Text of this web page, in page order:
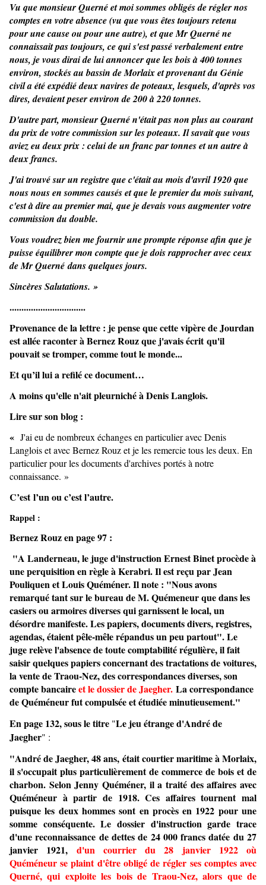
Vu que monsieur Querné et moi sommes obligés de régler nos
comptes en votre absence (vu que vous êtes toujours retenu
pour une cause ou pour une autre), et que Mr Querné ne
connaissait pas toujours, ce qui s'est passé verbalement entre
nous, je vous dirai de lui annoncer que les bois à 400 tonnes
environ, stockés au bassin de Morlaix et provenant du Génie
civil a été expédié deux navires de poteaux, lesquels, d'après vos
dires, devaient peser environ de 200 à 220 tonnes.
D'autre part, monsieur Querné n'était pas non plus au courant
du prix de votre commission sur les poteaux. Il savait que vous
aviez eu deux prix : celui de un franc par tonnes et un autre à
deux francs.
J'ai trouvé sur un registre que c'était au mois d'avril 1920 que
nous nous en sommes causés et que le premier du mois suivant,
c'est à dire au premier mai, que je devais vous augmenter votre
commission du double.
Vous voudrez bien me fournir une prompte réponse afin que je
puisse équilibrer mon compte que je dois rapprocher avec ceux
de Mr Querné dans quelques jours.
Sincères Salutations. »
................................
Provenance de la lettre : je pense que cette vipère de Jourdan
est allée raconter à Bernez Rouz que j'avais écrit qu'il
pouvait se tromper, comme tout le monde...
Et qu’il lui a refilé ce document…
A moins qu'elle n'ait pleurniché à Denis Langlois.
Lire sur son blog :
« J'ai eu de nombreux échanges en particulier avec Denis
Langlois et avec Bernez Rouz et je les remercie tous les deux. En
particulier pour les documents d'archives portés à notre
connaissance. »
C’est l’un ou c’est l’autre.
Rappel :
Bernez Rouz en page 97 :
"A Landerneau, le juge d'instruction Ernest Binet procède à
une perquisition en règle à Kerabri. Il est reçu par Jean
Pouliquen et Louis Quéméner. Il note : "Nous avons
remarqué tant sur le bureau de M. Quémeneur que dans les
casiers ou armoires diverses qui garnissent le local, un
désordre manifeste. Les papiers, documents divers, registres,
agendas, étaient pêle-mêle répandus un peu partout". Le
juge relève l'absence de toute comptabilité régulière, il fait
saisir quelques papiers concernant des tractations de voitures,
la vente de Traou-Nez, des correspondances diverses, son
compte bancaireet le dossier de Jaegher. La correspondance
de Quéméneur fut compulsée et étudiée minutieusement."
En page 132, sous le titre "Le jeu étrange d'André de
Jaegher" :
"André de Jaegher, 48 ans, était courtier maritime à Morlaix,
il s'occupait plus particulièrement de commerce de bois et de
charbon. Selon Jenny Quéméner, il a traité des affaires avec
Quéméneur à partir de 1918. Ces affaires tournent mal
puisque les deux hommes sont en procès en 1922 pour une
somme conséquente. Le dossier d'instruction garde trace
d'une reconnaissance de dettes de 24 000 francs datée du 27
janvier 1921, d'un courrier du 28 janvier 1922 où
Quéméneur se plaint d'être obligé de régler ses comptes avec
Querné, qui exploite les bois de Traou-Nez, alors que de